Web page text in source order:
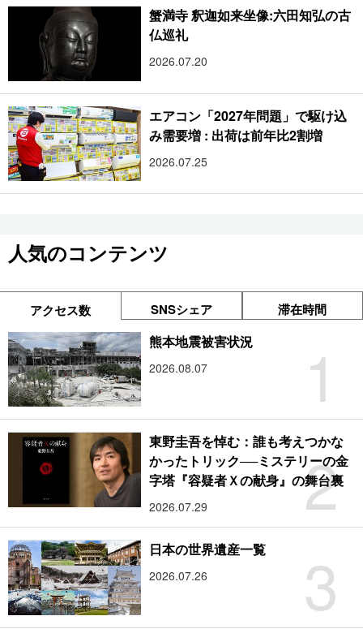
蟹満寺 釈迦如来坐像:六田知弘の古
仏巡礼
2026.07.20
エアコン「2027年問題」で駆け込
み需要増 : 出荷は前年比2割増
2026.07.25
人気のコンテンツ
アクセス数 SNSシェア 滞在時間
1
熊本地震被害状況
2026.08.07
2
東野圭吾を悼む：誰も考えつかな
かったトリック──ミステリーの金
字塔『容疑者Ｘの献身』の舞台裏
2026.07.29
3
日本の世界遺産一覧
2026.07.26